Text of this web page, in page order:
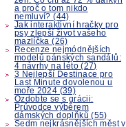
a proč o tom nikdo
nemluví? (44)
Jak interaktivní hračky pro
psy zlepší život vašeho
mazlíčka (26)
Recenze nejmódnějších
modelů pánských sandálů:
4 návrhy na léto (27)
3 Nejlepší Destinace pro
Last Minute dovolenou u
moře 2024 (39)
Ozdobte se s grácii:
Průvodce výběrem
dámských doplňků (55)
Sedm nejkrásnějších měst v